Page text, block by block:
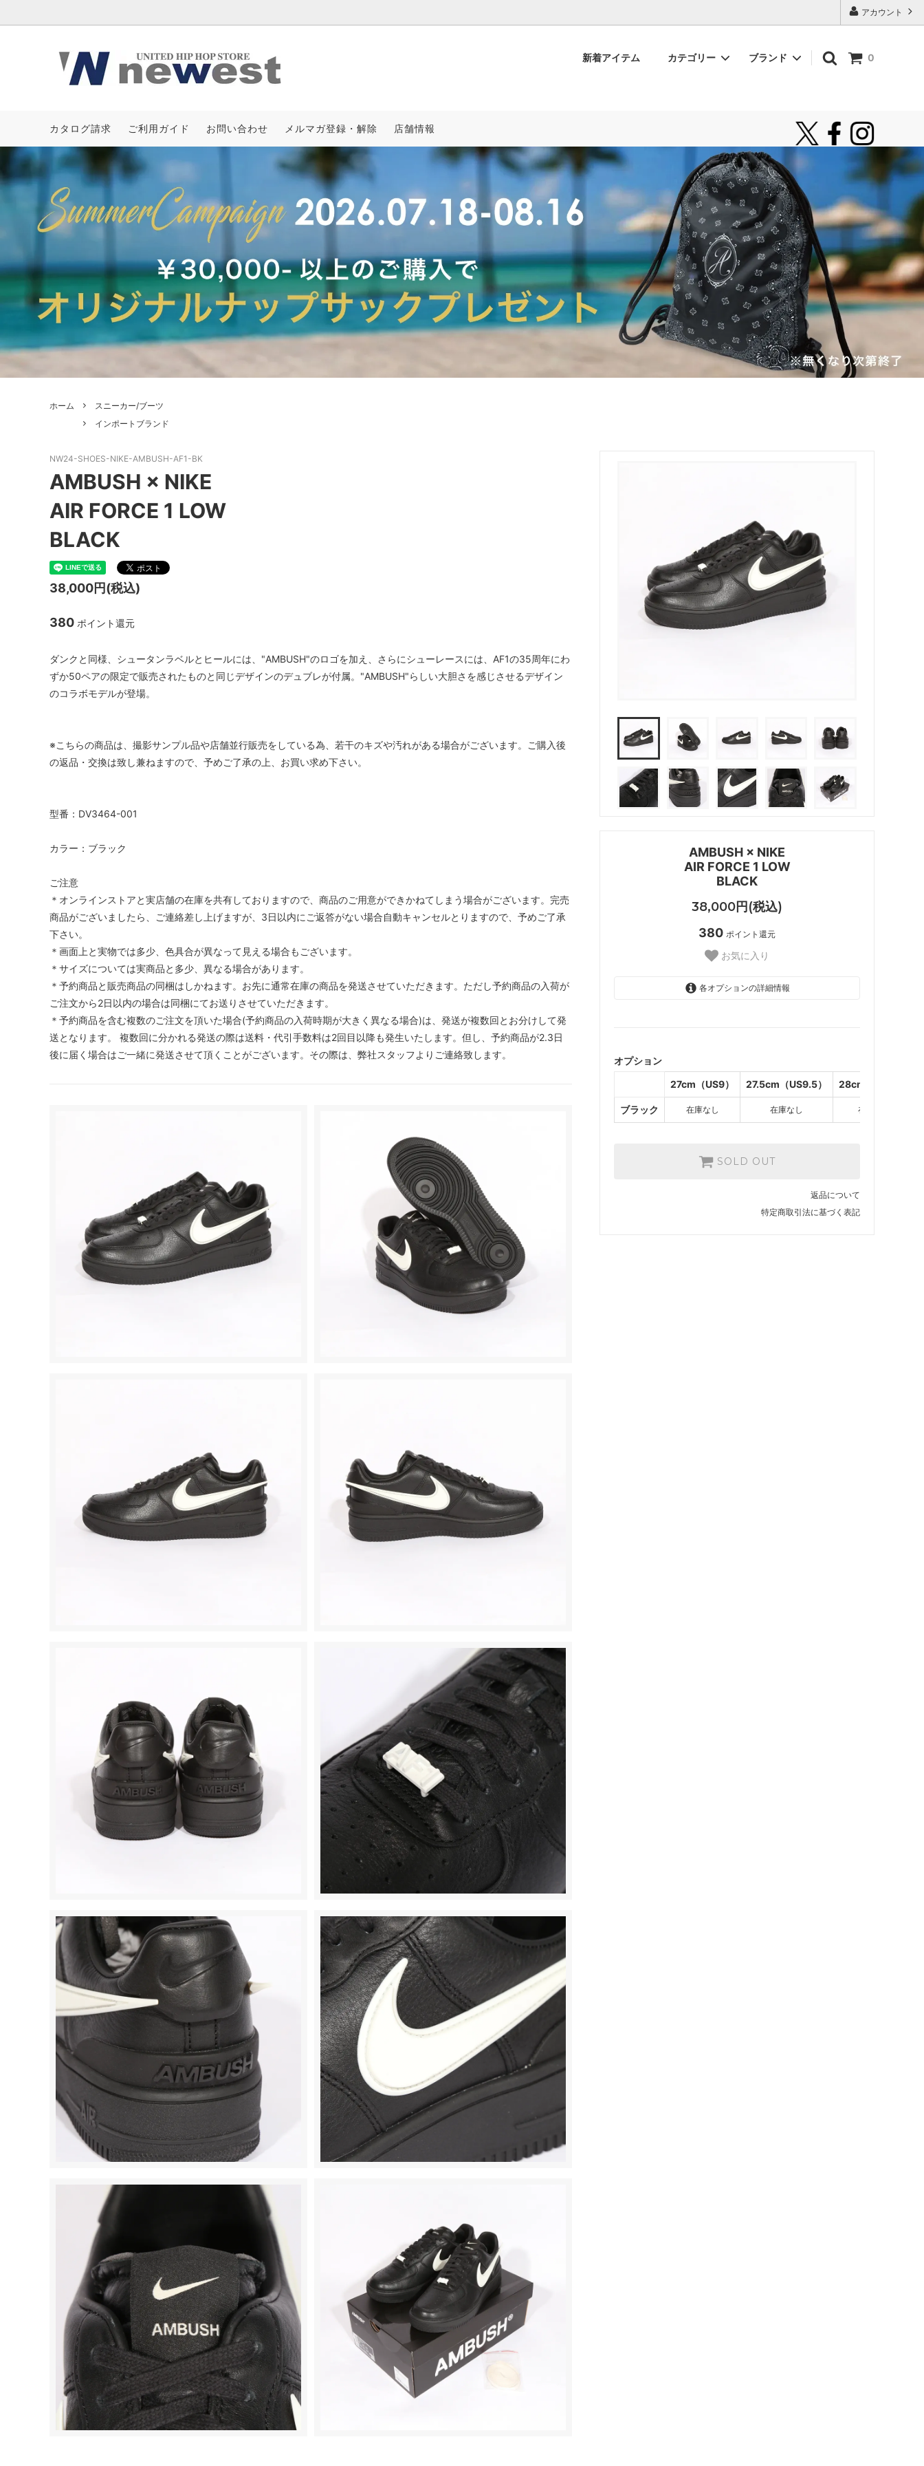
アカウント
0
新着アイテム カテゴリー
クルーネック フーディー
ボトムス キャップ/ハット スニーカー/ブーツ サングラス
小物&バッグ
ブランド
ASSASSYN JEANZ AVALANCHE
海外買付アイテム 2026 SPRING & SUMMER 2025 SPRING & SUMMER 新着アイテム
［CAMPAIGN］サマーノベルティ お気に入り
受注生産キャップ
カタログ請求 ご利用ガイド お問い合わせ メルマガ登録・解除 店舗情報
ホーム
スニーカー/ブーツ
インポートブランド
AMBUSH × NIKE
AIR FORCE 1 LOW
BLACK
38,000円(税込)
380 ポイント還元
お気に入り
各オプションの詳細情報
SOLD OUT
ブラック
SOLD OUT
オプション
27cm（US9）
27.5cm（US9.5） 28cm（US10）
ブラック 在庫なし 在庫なし 在庫なし
SOLD OUT
返品について
特定商取引法に基づく表記
NW24-SHOES-NIKE-AMBUSH-AF1-BK
AMBUSH × NIKE
AIR FORCE 1 LOW
BLACK
38,000円(税込)
380 ポイント還元
ダンクと同様、シュータンラベルとヒールには、"AMBUSH"のロゴを加え、さらにシューレースには、AF1の35周年にわ
ずか50ペアの限定で販売されたものと同じデザインのデュブレが付属。"AMBUSH"らしい大胆さを感じさせるデザイン
のコラボモデルが登場。
※こちらの商品は、撮影サンプル品や店舗並行販売をしている為、若干のキズや汚れがある場合がございます。ご購入後
の返品・交換は致し兼ねますので、予めご了承の上、お買い求め下さい。
型番：DV3464-001
カラー：ブラック
ご注意
＊オンラインストアと実店舗の在庫を共有しておりますので、商品のご用意ができかねてしまう場合がございます。完売
商品がございましたら、ご連絡差し上げますが、3日以内にご返答がない場合自動キャンセルとりますので、予めご了承
下さい。
＊画面上と実物では多少、色具合が異なって見える場合もございます。
＊サイズについては実商品と多少、異なる場合があります。
＊予約商品と販売商品の同梱はしかねます。お先に通常在庫の商品を発送させていただきます。ただし予約商品の入荷が
ご注文から2日以内の場合は同梱にてお送りさせていただきます。
＊予約商品を含む複数のご注文を頂いた場合(予約商品の入荷時期が大きく異なる場合)は、発送が複数回とお分けして発
送となります。 複数回に分かれる発送の際は送料・代引手数料は2回目以降も発生いたします。但し、予約商品が2.3日
後に届く場合はご一緒に発送させて頂くことがございます。その際は、弊社スタッフよりご連絡致します。